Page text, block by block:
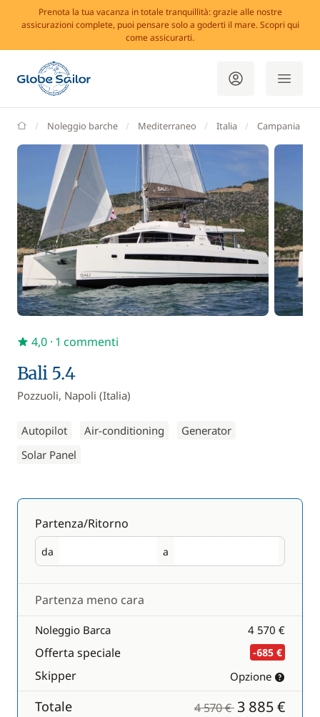
Prenota la tua vacanza in totale tranquillità: grazie alle nostre
assicurazioni complete, puoi pensare solo a goderti il mare. Scopri qui
come assicurarti.
GlobeSailor
Noleggio barche Mediterraneo Italia Campania
Bali 5.4
Pozzuoli, Napoli (Italia)
Autopilot Air-conditioning
Generator
Solar Panel
4,0 · 1 commenti
Partenza/Ritorno
da
Partenza a
Ritorno
Partenza meno cara
Noleggio Barca 4 570 €
Offerta speciale -685 €
Skipper Opzione
Totale 4 570 € 3 885 €